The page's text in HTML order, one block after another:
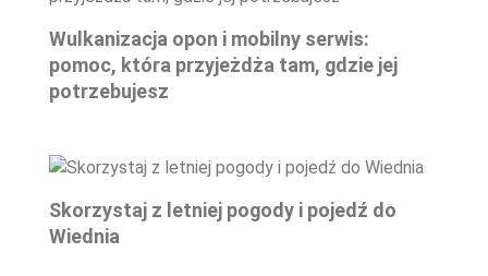
Wulkanizacja opon i mobilny serwis:
pomoc, która przyjeżdża tam, gdzie jej
potrzebujesz
Skorzystaj z letniej pogody i pojedź do
Wiednia